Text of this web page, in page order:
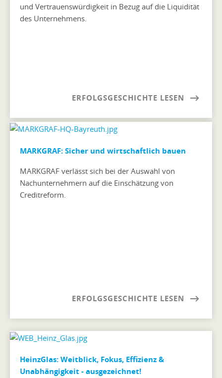
und Vertrauenswürdigkeit in Bezug auf die Liquidität
des Unternehmens.
ERFOLGSGESCHICHTE LESEN
MARKGRAF: Sicher und wirtschaftlich bauen
MARKGRAF verlässt sich bei der Auswahl von
Nachunternehmern auf die Einschätzung von
Creditreform.
ERFOLGSGESCHICHTE LESEN
HeinzGlas: Weitblick, Fokus, Effizienz &
Unabhängigkeit - ausgezeichnet!